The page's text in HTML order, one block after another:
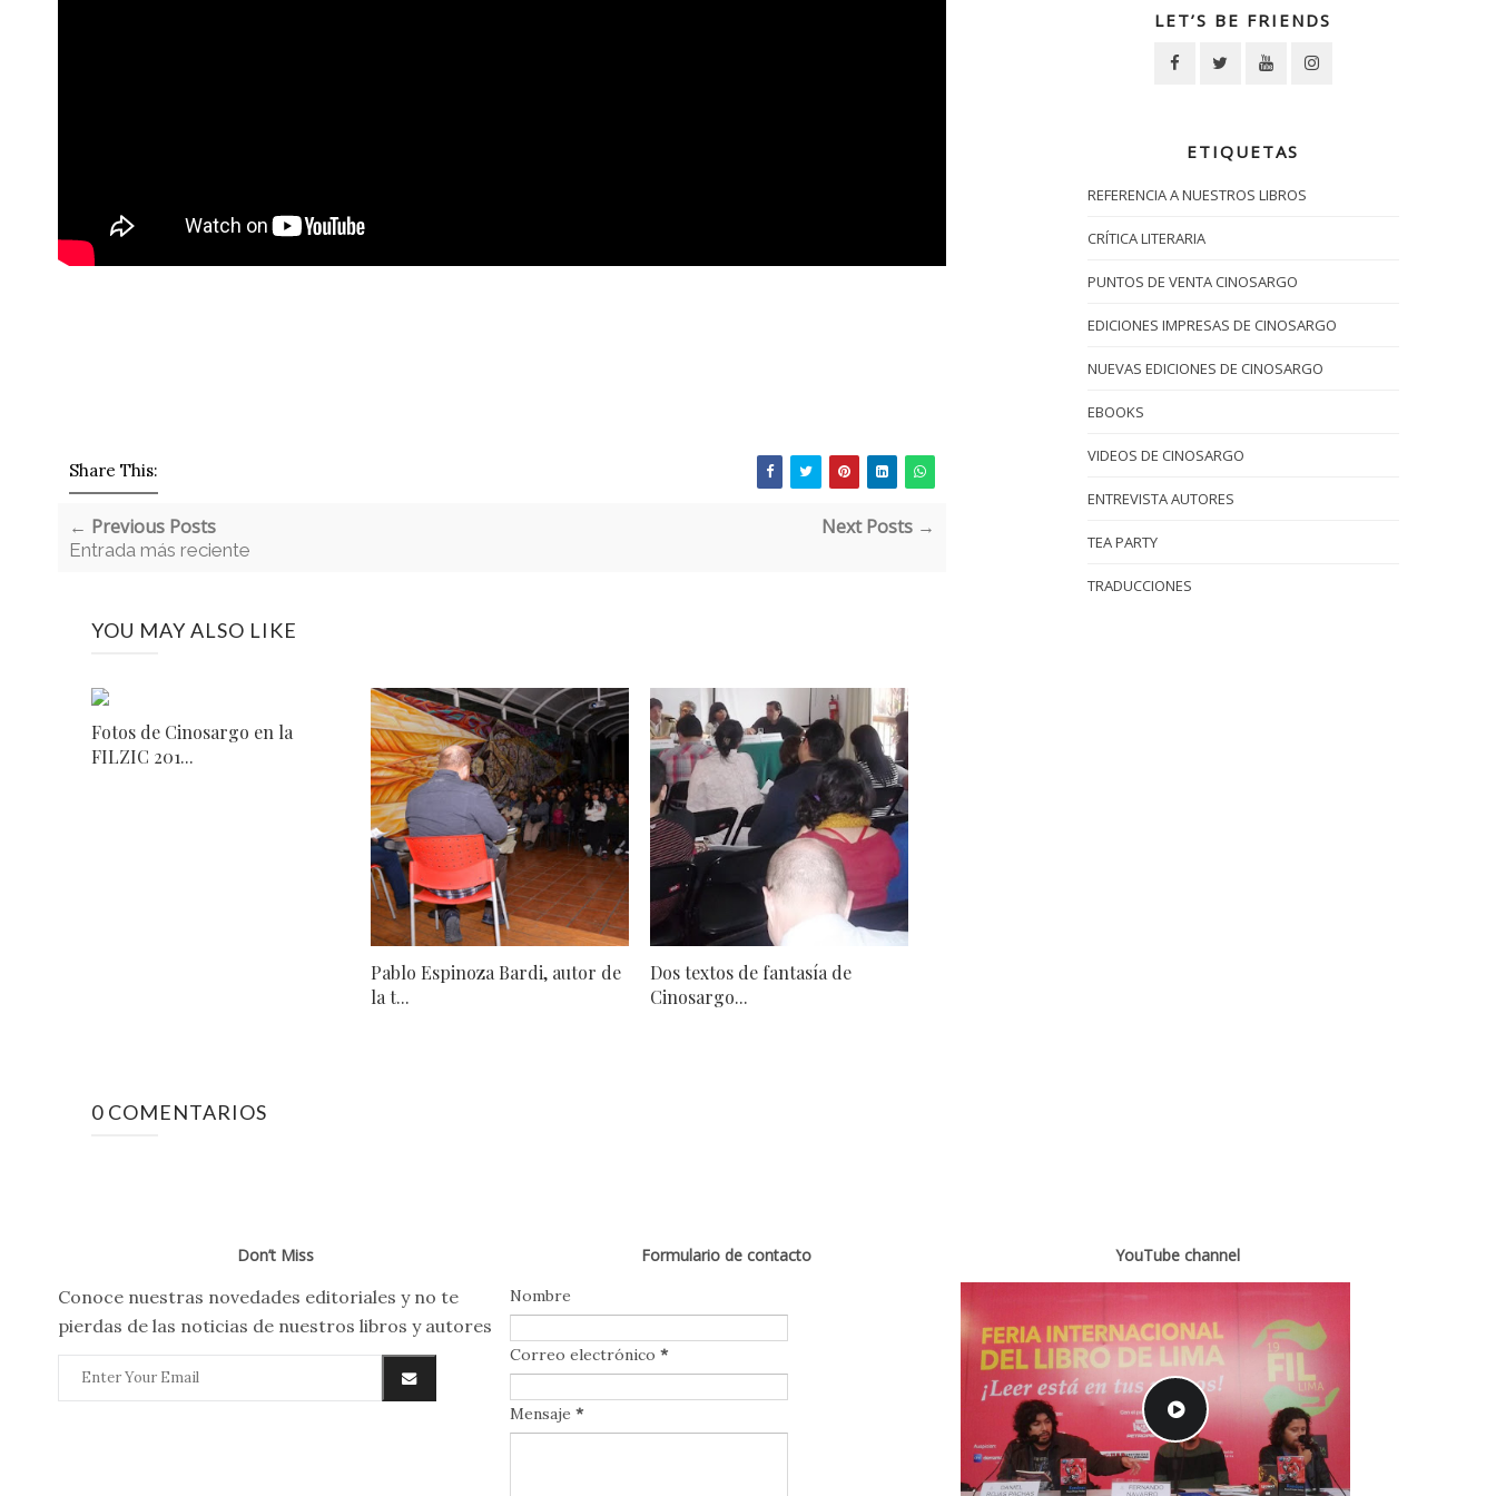
Share This:
← Previous Posts
Entrada más reciente
Next Posts →
YOU MAY ALSO LIKE
Fotos de Cinosargo en la
FILZIC 201...
Pablo Espinoza Bardi, autor de
la t...
Dos textos de fantasía de
Cinosargo...
0 COMENTARIOS
LET’S BE FRIENDS
ETIQUETAS
REFERENCIA A NUESTROS LIBROS
CRÍTICA LITERARIA
PUNTOS DE VENTA CINOSARGO
EDICIONES IMPRESAS DE CINOSARGO
NUEVAS EDICIONES DE CINOSARGO
EBOOKS
VIDEOS DE CINOSARGO
ENTREVISTA AUTORES
TEA PARTY
TRADUCCIONES
Don’t Miss
Conoce nuestras novedades editoriales y no te
pierdas de las noticias de nuestros libros y autores
Formulario de contacto
Nombre
Correo electrónico *
Mensaje *
YouTube channel